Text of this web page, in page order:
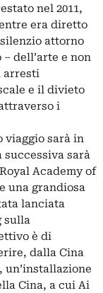
nel 2011,
era diretto
attorno
dell’arte e non
arresti
e il divieto
i
viaggio sarà in
successiva sarà
Academy of
una grandiosa
lanciata
sulla
è di
dalla Cina
, un’installazione
Cina, a cui Ai